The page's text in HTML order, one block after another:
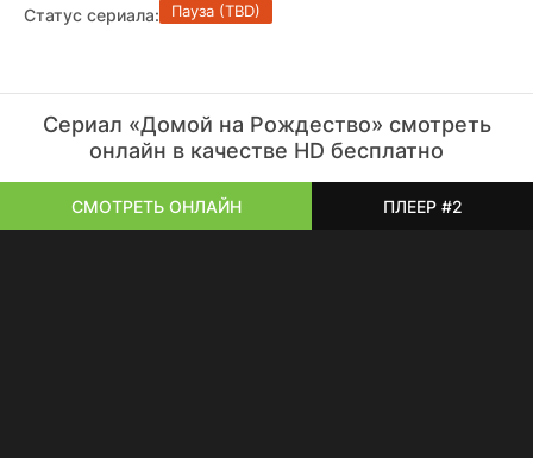
Статус сериала: Пауза (TBD)
Сериал «Домой на Рождество» смотреть
онлайн в качестве HD бесплатно
СМОТРЕТЬ ОНЛАЙН ПЛЕЕР #2